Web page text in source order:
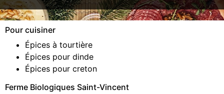
Pour cuisiner
Épices à tourtière
Épices pour dinde
Épices pour creton
Ferme Biologiques Saint-Vincent